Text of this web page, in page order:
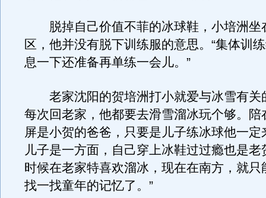
脱掉自己价值不菲的冰球鞋，小培洲坐
区，他并没有脱下训练服的意思。“集体训
息一下还准备再单练一会儿。”
老家沈阳的贺培洲打小就爱与冰雪有关
每次回老家，他都要去滑雪溜冰玩个够。陪
屏是小贺的爸爸，只要是儿子练冰球他一定
儿子是一方面，自己穿上冰鞋过过瘾也是老
时候在老家特喜欢溜冰，现在在南方，就只
找一找童年的记忆了。”